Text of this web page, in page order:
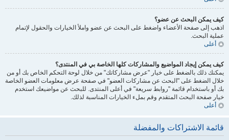
كيف يمكن البحث عن عضو؟
اذهب إلى صفحة الأعضاء واضغط على البحث عن عضو واملأ الخيارات والحقول لإتمام
عملية البحث.
أعلى
كيف يمكن إيجاد المواضيع والمشاركات كلها الخاصة بي في المنتدى؟
يمكنك ذلك بالضغط على خيار "عرض مشاركاتك" من خلال لوحة التحكم الخاص بك أو من
خلال الضغط على "البحث عن مشاركات العضو" في صفحة عرض معلومات العضو الخاصة
بك أو باستخدام قائمة "روابط سريعة" في أعلى المنتدى. للبحث عن مواضيعك استخدم
خيار صفحة البحث المتقدم وقم بملء الخيارات المناسبة لذلك.
أعلى
قائمة الاشتراكات والمفضلة